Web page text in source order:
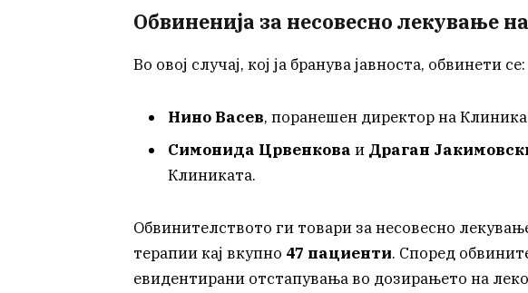
Обвиненија за несовесно лекување
Во овој случај, кој ја бранува јавноста, обвинети се:
Нино Васев, поранешен директор на
Симонида Црвенкова и Драган
Клиниката.
Обвинителството ги товари за несовесно
терапии кај вкупно 47 пациенти. Според
евидентирани отстапувања во дозирањето на